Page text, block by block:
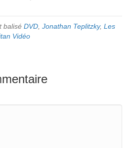
balisé DVD Jonathan Teplitzky, Les
Vidéo